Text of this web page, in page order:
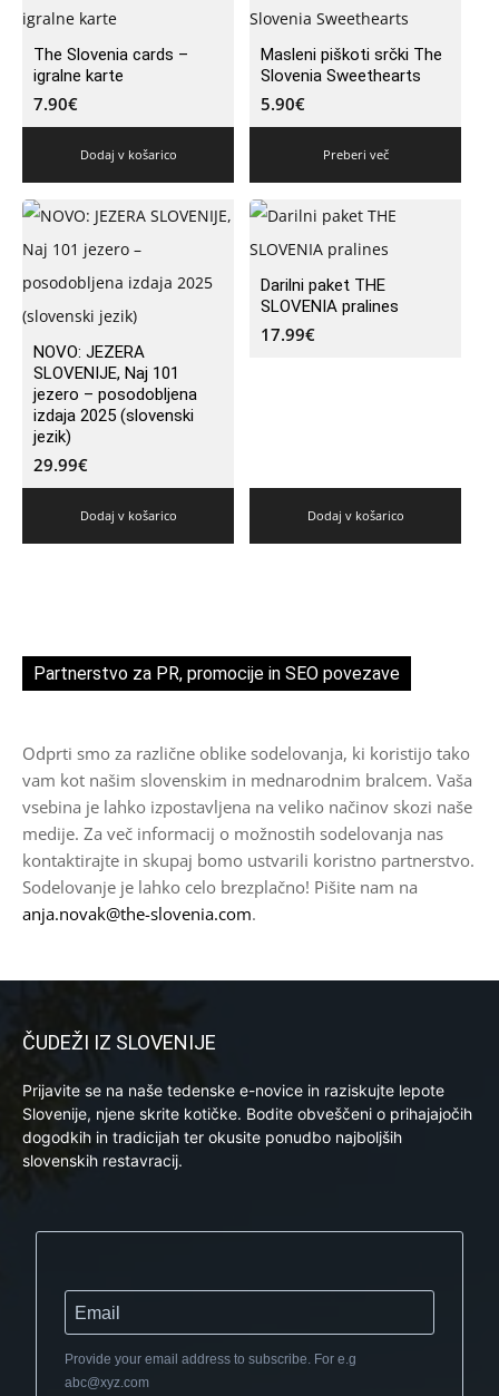
The Slovenia cards –
igralne karte
7.90€
Dodaj v košarico
Masleni piškoti srčki The
Slovenia Sweethearts
5.90€
Preberi več
NOVO: JEZERA
SLOVENIJE, Naj 101
jezero – posodobljena
izdaja 2025 (slovenski
jezik)
29.99€
Dodaj v košarico
Darilni paket THE
SLOVENIA pralines
17.99€
Dodaj v košarico
Partnerstvo za PR, promocije in SEO povezave
Odprti smo za različne oblike sodelovanja, ki koristijo tako
vam kot našim slovenskim in mednarodnim bralcem. Vaša
vsebina je lahko izpostavljena na veliko načinov skozi naše
medije. Za več informacij o možnostih sodelovanja nas
kontaktirajte in skupaj bomo ustvarili koristno partnerstvo.
Sodelovanje je lahko celo brezplačno! Pišite nam na
anja.novak@the-slovenia.com.
ČUDEŽI IZ SLOVENIJE
Prijavite se na naše tedenske e-novice in raziskujte lepote
Slovenije, njene skrite kotičke. Bodite obveščeni o prihajajočih
dogodkih in tradicijah ter okusite ponudbo najboljših
slovenskih restavracij.
Provide your email address to subscribe. For e.g
abc@xyz.com